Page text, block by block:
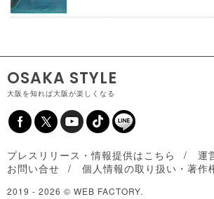
OSAKA STYLE
大阪を知れば大阪が楽しくなる
プレスリリース・情報提供はこちら
運
お問い合せ
個人情報の取り扱い・著作
2019 - 2026 © WEB FACTORY.